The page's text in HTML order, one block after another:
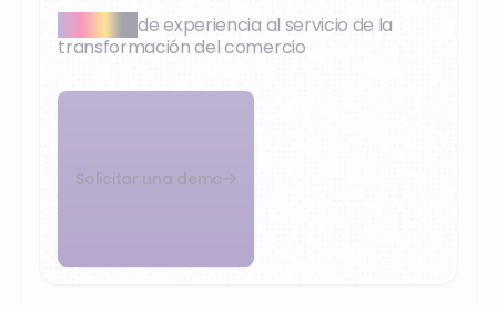
+30 añosde experiencia al servicio de la
transformación del comercio
Solicitar una demo